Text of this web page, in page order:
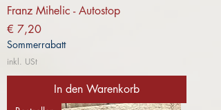
Franz Mihelic - Autostop
Preis
€ 7,20
Sommerrabatt
inkl. USt
In den Warenkorb